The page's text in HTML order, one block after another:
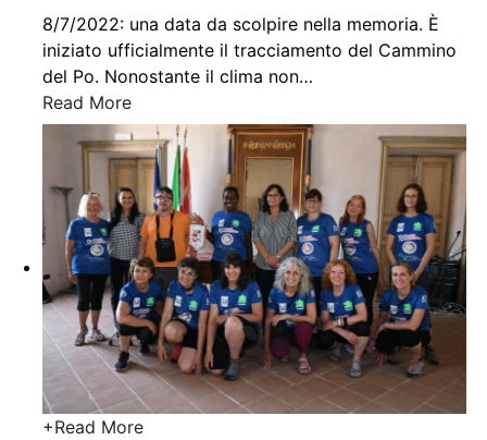
8/7/2022: una data da scolpire nella memoria. È
iniziato ufficialmente il tracciamento del Cammino
del Po. Nonostante il clima non…
Read More
+Read More